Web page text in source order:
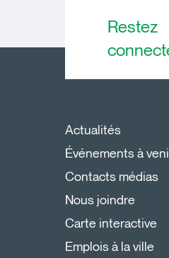
Restez
Actualités
Événements à
Contacts médias
Nous joindre
Carte interactive
Emplois à la ville